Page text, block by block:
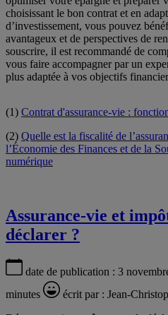
choisissant le bon contrat et en
d’investissement, vous pouvez
avantageux et de perspectives de
souscrire, il est recommandé de
vous faire accompagner par un
plus adaptée à vos objectifs
(1) Contrat d'assurance-vie :
(2) Quelle est la fiscalité de
l’Économie des Finances et de la
numérique
Assurance-vie et
déclarer ?
date de publication : 3
minutes
écrit par : Jean-